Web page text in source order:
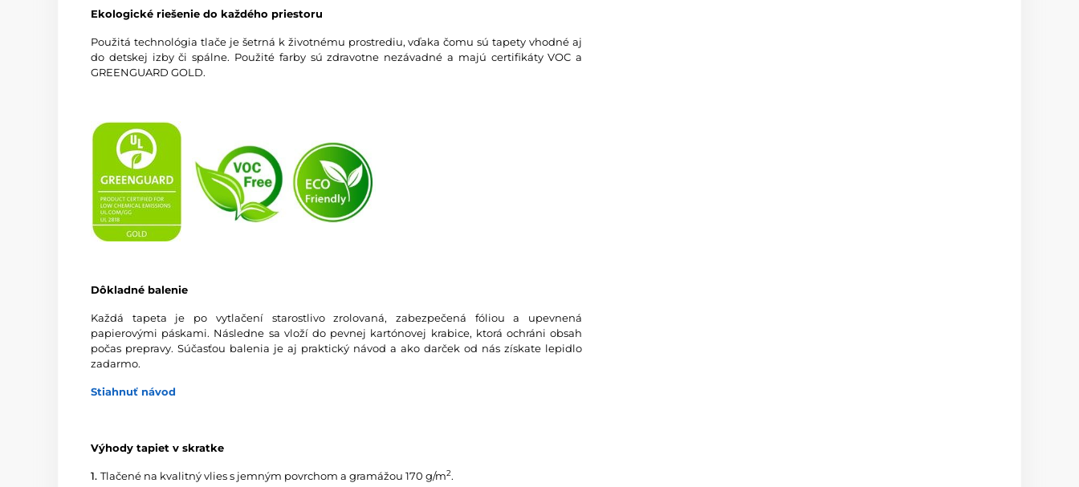
Ekologické riešenie do každého priestoru
Použitá technológia tlače je šetrná k životnému prostrediu, vďaka čomu sú tapety vhodné aj
do detskej izby či spálne. Použité farby sú zdravotne nezávadné a majú certifikáty VOC a
GREENGUARD GOLD.
Dôkladné balenie
Každá tapeta je po vytlačení starostlivo zrolovaná, zabezpečená fóliou a upevnená
papierovými páskami. Následne sa vloží do pevnej kartónovej krabice, ktorá ochráni obsah
počas prepravy. Súčasťou balenia je aj praktický návod a ako darček od nás získate lepidlo
zadarmo.
Stiahnuť návod
Výhody tapiet v skratke
1. Tlačené na kvalitný vlies s jemným povrchom a gramážou 170 g/m2.